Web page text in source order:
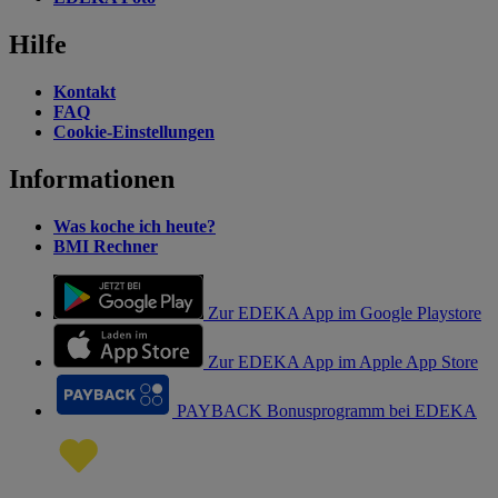
Hilfe
Kontakt
FAQ
Cookie-Einstellungen
Informationen
Was koche ich heute?
BMI Rechner
Zur EDEKA App im Google Playstore
Zur EDEKA App im Apple App Store
PAYBACK Bonusprogramm bei EDEKA